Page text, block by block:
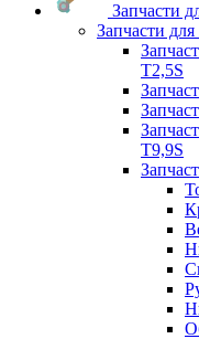
Запчасти
Запчасти для
Т2,5S
T9,9S